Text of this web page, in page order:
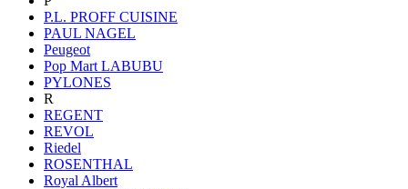
P.L. PROFF CUISINE
PAUL NAGEL
Peugeot
Pop Mart LABUBU
PYLONES
R
REGENT
REVOL
Riedel
ROSENTHAL
Royal Albert